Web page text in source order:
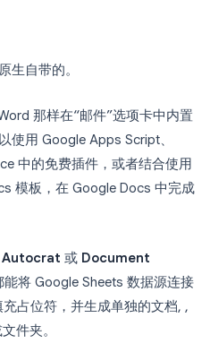
生自带的。
那样在“邮件”选项卡中内置
使用 Google Apps Script、
中的免费插件，或者结合使用
模板，在 Google Docs 中完成
Autocrat 或 Document
将 Google Sheets 数据源连接
占位符，并生成单独的文档, ,
件夹。